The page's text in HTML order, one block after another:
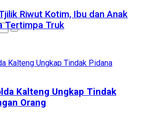
Riwut Kotim, Ibu dan Anak
Tertimpa Truk
Kalteng Ungkap Tindak
Orang